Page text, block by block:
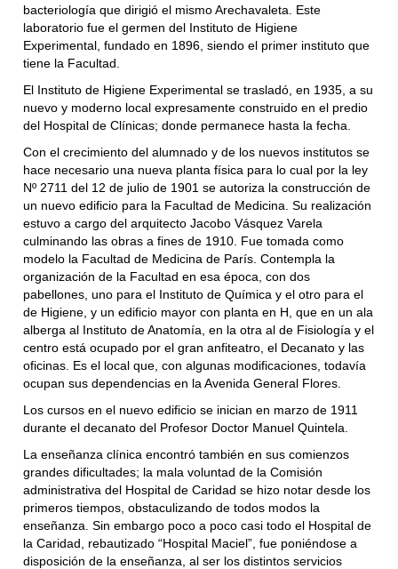
bacteriología que dirigió el mismo Arechavaleta. Este
laboratorio fue el germen del Instituto de Higiene
Experimental, fundado en 1896, siendo el primer instituto que
tiene la Facultad.
El Instituto de Higiene Experimental se trasladó, en 1935, a su
nuevo y moderno local expresamente construido en el predio
del Hospital de Clínicas; donde permanece hasta la fecha.
Con el crecimiento del alumnado y de los nuevos institutos se
hace necesario una nueva planta física para lo cual por la ley
Nº 2711 del 12 de julio de 1901 se autoriza la construcción de
un nuevo edificio para la Facultad de Medicina. Su realización
estuvo a cargo del arquitecto Jacobo Vásquez Varela
culminando las obras a fines de 1910. Fue tomada como
modelo la Facultad de Medicina de París. Contempla la
organización de la Facultad en esa época, con dos
pabellones, uno para el Instituto de Química y el otro para el
de Higiene, y un edificio mayor con planta en H, que en un ala
alberga al Instituto de Anatomía, en la otra al de Fisiología y el
centro está ocupado por el gran anfiteatro, el Decanato y las
oficinas. Es el local que, con algunas modificaciones, todavía
ocupan sus dependencias en la Avenida General Flores.
Los cursos en el nuevo edificio se inician en marzo de 1911
durante el decanato del Profesor Doctor Manuel Quintela.
La enseñanza clínica encontró también en sus comienzos
grandes dificultades; la mala voluntad de la Comisión
administrativa del Hospital de Caridad se hizo notar desde los
primeros tiempos, obstaculizando de todos modos la
enseñanza. Sin embargo poco a poco casi todo el Hospital de
la Caridad, rebautizado “Hospital Maciel”, fue poniéndose a
disposición de la enseñanza, al ser los distintos servicios